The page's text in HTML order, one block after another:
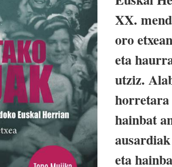
XX.
oro
eta
utziz.
hainbat
eta